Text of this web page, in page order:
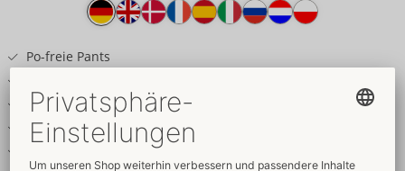
Produkttext
Po-freie Pants
Edler schwarzer Mattlook
Unterlegter Reißverschluss im Beutel
Fessel-Ringe am Komfortbund